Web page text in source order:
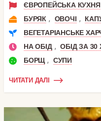
ЄВРОПЕЙСЬКА КУХНЯ
БУРЯК , ОВОЧІ ,
ВЕГЕТАРІАНСЬКЕ
НА ОБІД , ОБІД ЗА
БОРЩ , СУПИ
ЧИТАТИ ДАЛІ